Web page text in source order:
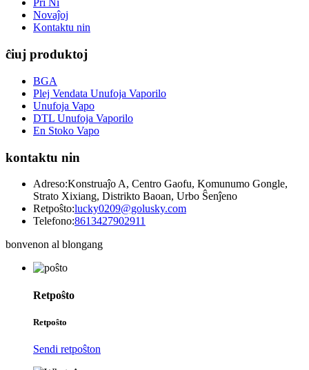
Pri Ni
Novaĵoj
Kontaktu nin
ĉiuj produktoj
BGA
Plej Vendata Unufoja Vaporilo
Unufoja Vapo
DTL Unufoja Vaporilo
En Stoko Vapo
kontaktu nin
Adreso:Konstruaĵo A, Centro Gaofu, Komunumo Gongle,
Strato Xixiang, Distrikto Baoan, Urbo Ŝenĵeno
Retpoŝto:lucky0209@golusky.com
Telefono:8613427902911
bonvenon al blongang
Retpoŝto
Retpoŝto
Sendi retpoŝton